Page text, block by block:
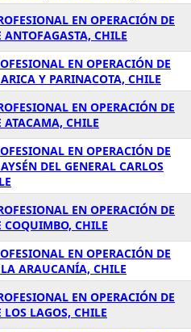
EN OPERACIÓN DE
CHILE
EN OPERACIÓN DE
Y PARINACOTA, CHILE
EN OPERACIÓN DE
CHILE
EN OPERACIÓN DE
DEL GENERAL CARLOS
EN OPERACIÓN DE
CHILE
EN OPERACIÓN DE
ARAUCANÍA, CHILE
EN OPERACIÓN DE
LAGOS, CHILE